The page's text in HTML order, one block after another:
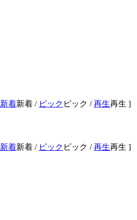
新着新着 / ピック ピック /再生再生 ]
新着新着 / ピック ピック /再生再生 ]